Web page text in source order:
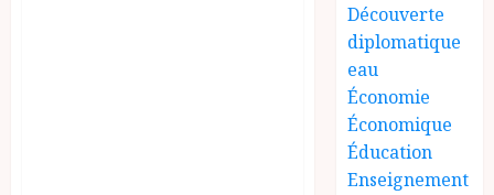
Découverte
diplomatique
eau
Économie
Économique
Éducation
Enseignement